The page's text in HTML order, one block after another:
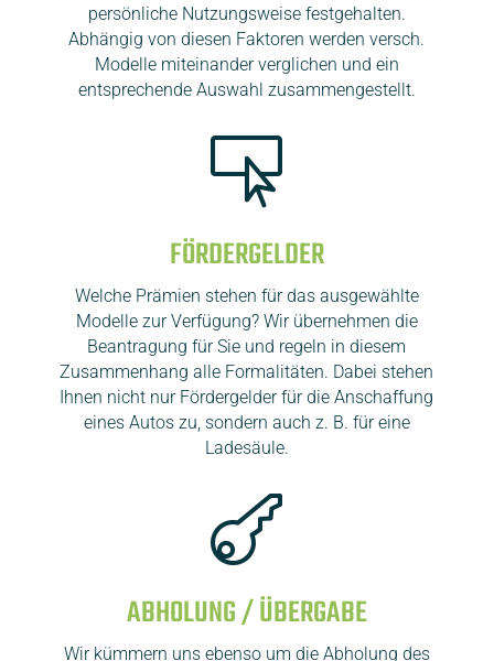
persönliche Nutzungsweise festgehalten.
Abhängig von diesen Faktoren werden versch.
Modelle miteinander verglichen und ein
entsprechende Auswahl zusammengestellt.

FÖRDERGELDER
Welche Prämien stehen für das ausgewählte
Modelle zur Verfügung? Wir übernehmen die
Beantragung für Sie und regeln in diesem
Zusammenhang alle Formalitäten. Dabei stehen
Ihnen nicht nur Fördergelder für die Anschaffung
eines Autos zu, sondern auch z. B. für eine
Ladesäule.

ABHOLUNG / ÜBERGABE
Wir kümmern uns ebenso um die Abholung des